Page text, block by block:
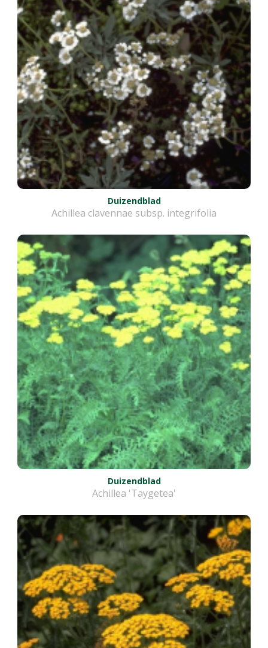
Duizendblad
Achillea clavennae subsp. integrifolia
Duizendblad
Achillea 'Taygetea'